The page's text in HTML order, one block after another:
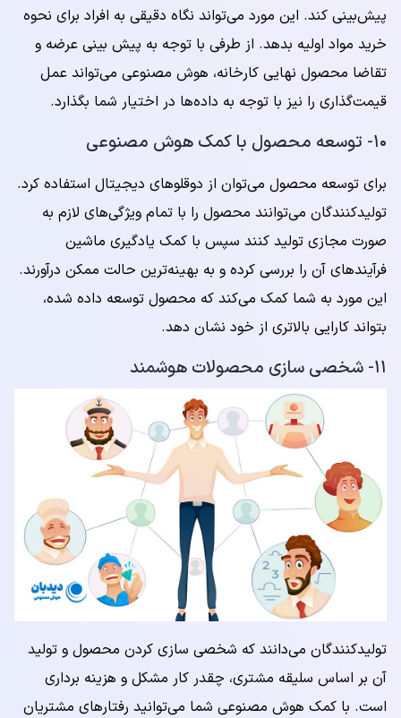
پیش‌بینی کند. این مورد می‌تواند نگاه دقیقی به افراد برای نحوه
خرید مواد اولیه بدهد. از طرفی با توجه به پیش بینی عرضه و
تقاضا محصول نهایی کارخانه، هوش مصنوعی می‌تواند عمل
قیمت‌گذاری را نیز با توجه به داده‌ها در اختیار شما بگذارد.
۱۰- توسعه محصول با کمک هوش مصنوعی
برای توسعه محصول می‌توان از دوقلوهای دیجیتال استفاده کرد.
تولیدکنندگان می‌توانند محصول را با تمام ویژگی‌های لازم به
صورت مجازی تولید کنند سپس با کمک یادگیری ماشین
فرآیندهای آن را بررسی کرده و به بهینه‌ترین حالت ممکن درآورند.
این مورد به شما کمک می‌کند که محصول توسعه داده شده،
بتواند کارایی بالاتری از خود نشان دهد.
۱۱- شخصی سازی محصولات هوشمند
تولیدکنندگان می‌دانند که شخصی سازی کردن محصول و تولید
آن بر اساس سلیقه مشتری، چقدر کار مشکل و هزینه برداری
است. با کمک هوش مصنوعی شما می‌توانید رفتارهای مشتریان